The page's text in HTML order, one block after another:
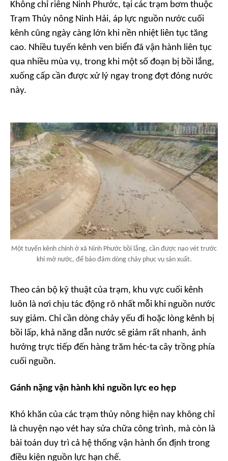
Không chỉ riêng Ninh Phước, tại các trạm bơm thuộc
Trạm Thủy nông Ninh Hải, áp lực nguồn nước cuối
kênh cũng ngày càng lớn khi nền nhiệt liên tục tăng
cao. Nhiều tuyến kênh ven biển đã vận hành liên tục
qua nhiều mùa vụ, trong khi một số đoạn bị bồi lắng,
xuống cấp cần được xử lý ngay trong đợt đóng nước
này.
Một tuyến kênh chính ở xã Ninh Phước bồi lắng, cần được nạo vét trước
khi mở nước, để bảo đảm dòng chảy phục vụ sản xuất.
Theo cán bộ kỹ thuật của trạm, khu vực cuối kênh
luôn là nơi chịu tác động rõ nhất mỗi khi nguồn nước
suy giảm. Chỉ cần dòng chảy yếu đi hoặc lòng kênh bị
bồi lấp, khả năng dẫn nước sẽ giảm rất nhanh, ảnh
hưởng trực tiếp đến hàng trăm héc-ta cây trồng phía
cuối nguồn.
Gánh nặng vận hành khi nguồn lực eo hẹp
Khó khăn của các trạm thủy nông hiện nay không chỉ
là chuyện nạo vét hay sửa chữa công trình, mà còn là
bài toán duy trì cả hệ thống vận hành ổn định trong
điều kiện nguồn lực hạn chế.